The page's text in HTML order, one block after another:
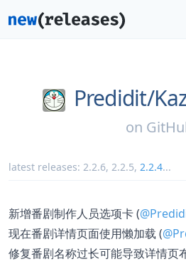
Predidit/
on
latest releases: 2.2.6, 2.2.5, 2.2.4...
新增番剧制作人员选项卡 (
现在番剧详情页面使用懒加载 (
修复番剧名称过长可能导致详情页